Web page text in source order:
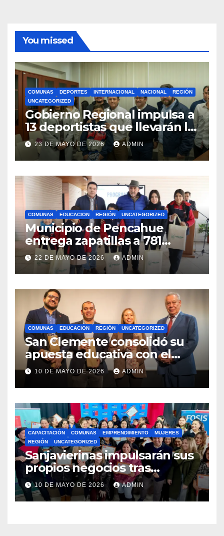
You missed
COMUNAS DEPORTES INTERNACIONAL NACIONAL
REGIÓN
UNCATEGORIZED
Gobierno Regional impulsa a
13 deportistas que llevarán la
bandera maulina a
competencias
internacionales
23 DE MAYO DE 2026 ADMIN
COMUNAS EDUCACION REGIÓN UNCATEGORIZED
Municipio de Pencahue
entrega zapatillas a 781
estudiantes con recursos del
Royalty Minero
22 DE MAYO DE 2026 ADMIN
COMUNAS EDUCACION REGIÓN UNCATEGORIZED
San Clemente consolidó su
apuesta educativa con el
lanzamiento del
Preuniversitario Brotes 2026
10 DE MAYO DE 2026 ADMIN
CAPACITACIÓN COMUNAS EMPRENDIMIENTO
MUJERES
REGIÓN
UNCATEGORIZED
Sanjavierinas impulsarán sus
propios negocios tras
capacitarse junto al FOSIS
10 DE MAYO DE 2026 ADMIN